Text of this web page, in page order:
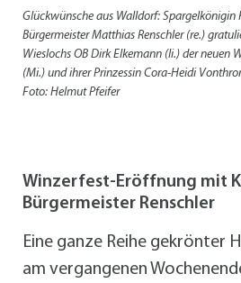
Glückwünsche aus Walldorf: Spargelkönigin
Bürgermeister Matthias Renschler (re.)
Wieslochs OB Dirk Elkemann (li.) der neuen
(Mi.) und ihrer Prinzessin Cora-Heidi
Foto: Helmut Pfeifer
Winzerfest-Eröffnung mit
Bürgermeister Renschler
Eine ganze Reihe gekrönter
am vergangenen